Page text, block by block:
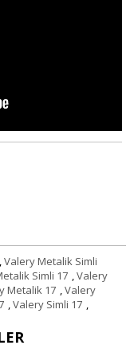
,Valery Metalik Simli
Simli 17 ,Valery
Metalik 17 ,Valery
,Valery Simli 17 ,